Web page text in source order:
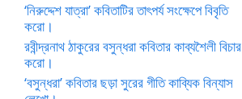
‘নিরুদ্দেশ যাত্রা’ কবিতাটির তাৎপর্য সংক্ষেপে বিবৃতি
করো।
রবীন্দ্রনাথ ঠাকুরের বসুন্ধরা কবিতার কাব্যশৈলী বিচার
করো।
‘বসুন্ধরা’ কবিতার ছড়া সুরের গীতি কাব্যিক বিন্যাস